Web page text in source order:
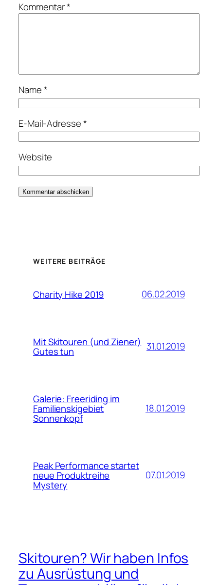
Kommentar*
Name*
E-Mail-Adresse*
Website
WEITERE BEITRÄGE
Charity Hike 2019 06.02.2019
Mit Skitouren (und Ziener)
Gutes tun 31.01.2019
Galerie: Freeriding im
Familienskigebiet
Sonnenkopf
18.01.2019
Peak Performance startet
neue Produktreihe
Mystery
07.01.2019
Skitouren? Wir haben Infos
zu Ausrüstung und